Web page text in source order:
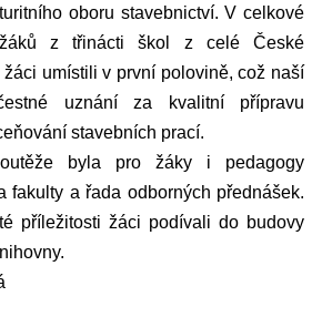
oboru stavebnictví. V celkové
žáků z třinácti škol z celé České
umístili v první polovině, což naší
uznání za kvalitní přípravu
stavebních prací.
byla pro žáky i pedagogy
fakulty a řada odborných přednášek.
příležitosti žáci podívali do budovy